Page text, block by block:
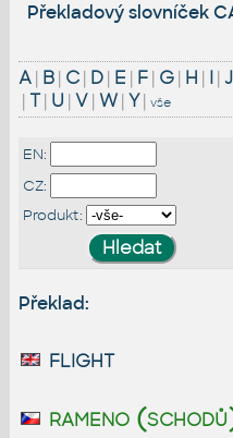
Překladový slovníček
A| B| C| D| E | F| G| H | I| J
| T| U | V| W| Y| vše
EN:
CZ:
Produkt:
Překlad:
flight
rameno